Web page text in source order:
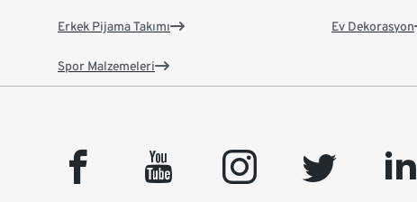
Erkek Pijama Takımı
Spor Malzemeleri
Ev Dekorasyon
facebook youtube instagram twitter linkedin